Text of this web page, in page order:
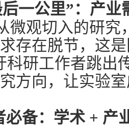
一公里”：产业
微观切入的研究
存在脱节，这
科研工作者跳出
方向，让实验
必备：学术 + 产